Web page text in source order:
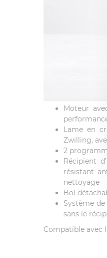
Moteur
Lame en
Zwilling,
2
Récipient
résistant
nettoyage
Bol
Système
sans le
Compatible avec